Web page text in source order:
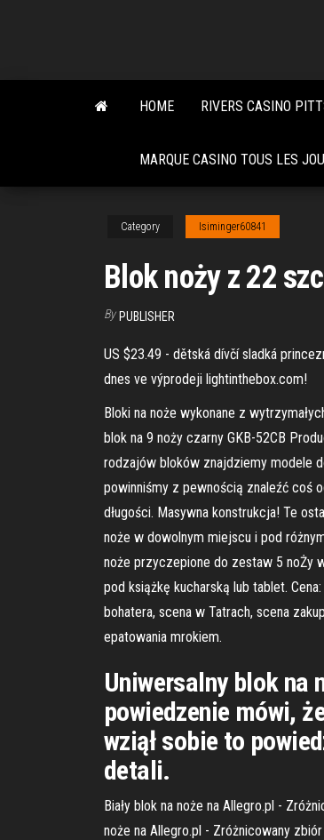
content
HOME RIVERS CASINO
MARQUE CASINO TOUS LES
Category Isiminger60841
Blok noży z 22
By PUBLISHER
US $23.49 - dětská dívčí sladká
dnes ve výprodeji lightinthebox.com!
Bloki na noże wykonane z
blok na 9 noży czarny GKB-52CB
rodzajów bloków znajdziemy modele
powinniśmy z pewnością znaleźć coś
długości. Masywna konstrukcja! Te
noże w dowolnym miejscu i pod
noże przyczepione do zestaw 5 noŻy
pod książkę kucharską lub tablet.
bohatera, scena w Tatrach, scena
epatowania mrokiem.
Uniwersalny blok na
powiedzenie mówi,
wziął sobie to
detali.
Biały blok na noże na Allegro.pl -
noże na Allegro.pl - Zróżnicowany